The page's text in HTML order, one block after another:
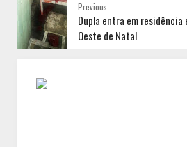
Previous
Dupla entra em residência
Oeste de Natal